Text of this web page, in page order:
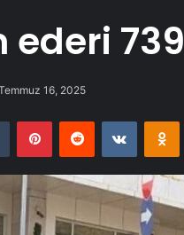
ederi
16, 2025
Tumblr PinterestReddit